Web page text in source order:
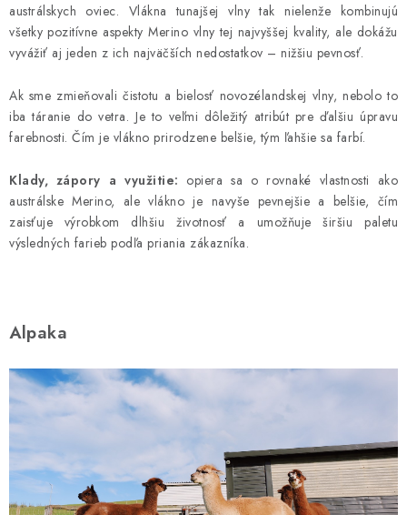
austrálskych oviec. Vlákna tunajšej vlny tak nielenže kombinujú
všetky pozitívne aspekty Merino vlny tej najvyššej kvality, ale dokážu
vyvážiť aj jeden z ich najväčších nedostatkov – nižšiu pevnosť.
Ak sme zmieňovali čistotu a bielosť novozélandskej vlny, nebolo to
iba táranie do vetra. Je to veľmi dôležitý atribút pre ďalšiu úpravu
farebnosti. Čím je vlákno prirodzene belšie, tým ľahšie sa farbí.
Klady, zápory a využitie: opiera sa o rovnaké vlastnosti ako
austrálske Merino, ale vlákno je navyše pevnejšie a belšie, čím
zaisťuje výrobkom dlhšiu životnosť a umožňuje širšiu paletu
výsledných farieb podľa priania zákazníka.
Alpaka